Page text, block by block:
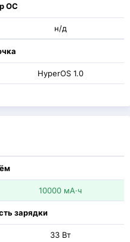
ОС
н/д
HyperOS 1.0
10000 мА·ч
зарядки
33 Вт